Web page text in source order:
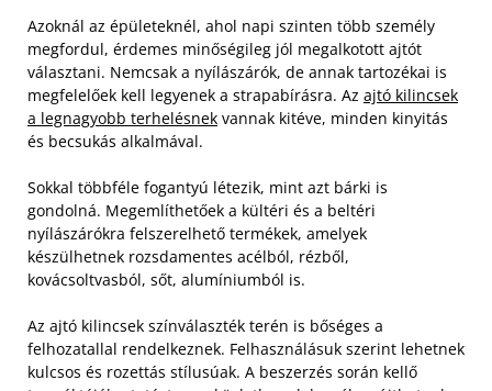
Azoknál az épületeknél, ahol napi szinten több személy
megfordul, érdemes minőségileg jól megalkotott ajtót
választani. Nemcsak a nyílászárók, de annak tartozékai is
megfelelőek kell legyenek a strapabírásra. Az ajtó kilincsek
a legnagyobb terhelésnek vannak kitéve, minden kinyitás
és becsukás alkalmával.
Sokkal többféle fogantyú létezik, mint azt bárki is
gondolná. Megemlíthetőek a kültéri és a beltéri
nyílászárókra felszerelhető termékek, amelyek
készülhetnek rozsdamentes acélból, rézből,
kovácsoltvasból, sőt, alumíniumból is.
Az ajtó kilincsek színválaszték terén is bőséges a
felhozatallal rendelkeznek. Felhasználásuk szerint lehetnek
kulcsos és rozettás stílusúak. A beszerzés során kellő